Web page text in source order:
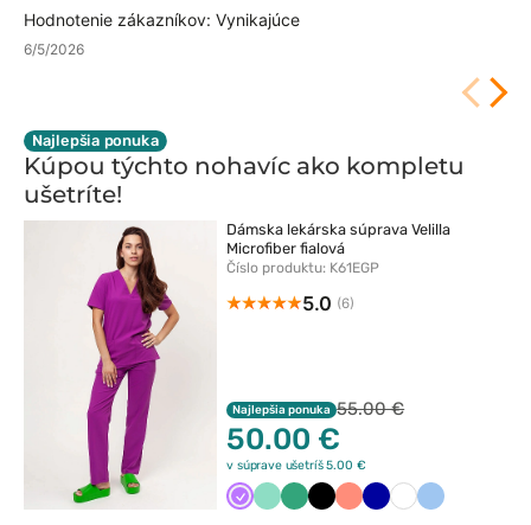
Hodnotenie zákazníkov: Vynikajúce
6/5/2026
Najlepšia ponuka
Kúpou týchto nohavíc ako kompletu
ušetríte!
Dámska lekárska súprava Velilla
Microfiber fialová
Číslo produktu: K61EGP
5.0 (6)
Najlepšia ponuka 55.00 €
50.00 €
v súprave ušetríš 5.00 €
Fioletowy
Miętowy
JasnyCzarnyKoralowy
Granatowy
BiałyNiebieski